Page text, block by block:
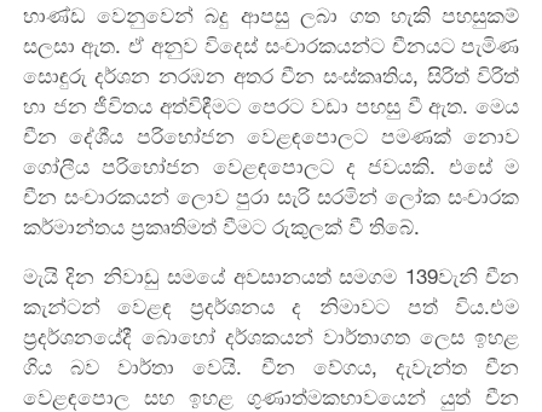
භාණ්ඩ වෙනුවෙන් බදු ආපසු ලබා ගත හැකි පහසුකම්
සලසා ඇත. ඒ අනුව විදෙස් සංචාරකයන්ට චීනයට පැමිණ
සොඳුරු දර්ශන නරඹන අතර චීන සංස්කෘතිය, සිරිත් විරිත්
හා ජන ජීවිතය අත්විඳීමට පෙරට වඩා පහසු වී ඇත. මෙය
චීන දේශීය පරිභෝජන වෙළඳපොලට පමණක් නොව
ගෝලීය පරිභෝජන වෙළඳපොලට ද ජවයකි. එසේ ම
චීන සංචාරකයන් ලොව පුරා සැරි සරමින් ලෝක සංචාරක
කර්මාන්තය ප්‍රකෘතිමත් වීමට රුකුලක් වී තිබේ.
මැයි දින නිවාඩු සමයේ අවසානයත් සමගම 139වැනි චීන
කැන්ටන් වෙළඳ ප්‍රදර්ශනය ද නිමාවට පත් විය.එම
ප්‍රදර්ශනයේදී බොහෝ දර්ශකයන් වාර්තාගත ලෙස ඉහළ
ගිය බව වාර්තා වෙයි. චීන වේගය, දැවැන්ත චීන
වෙළඳපොල සහ ඉහළ ගුණාත්මකභාවයෙන් යුත් චීන